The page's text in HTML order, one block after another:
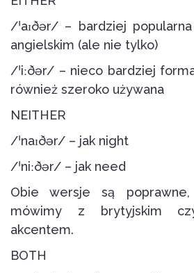
/ˈaɪðər/ – bardziej
angielskim (ale nie tylko)
/ˈiːðər/ – nieco bardziej
również szeroko używana
NEITHER
/ˈnaɪðər/ – jak night
/ˈniːðər/ – jak need
Obie wersje są
mówimy z brytyjskim
akcentem.
BOTH